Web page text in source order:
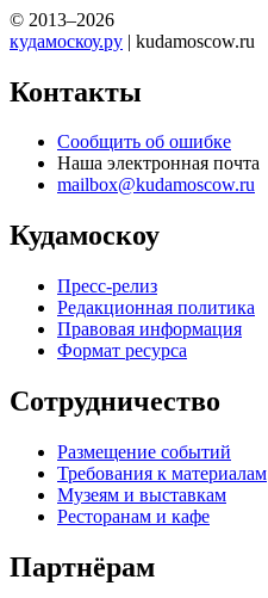
© 2013–2026
кудамоскоу.ру | kudamoscow.ru
Контакты
Сообщить об ошибке
Наша электронная почта
mailbox@kudamoscow.ru
Кудамоскоу
Пресс-релиз
Редакционная политика
Правовая информация
Формат ресурса
Сотрудничество
Размещение событий
Требования к материалам
Музеям и выставкам
Ресторанам и кафе
Партнёрам